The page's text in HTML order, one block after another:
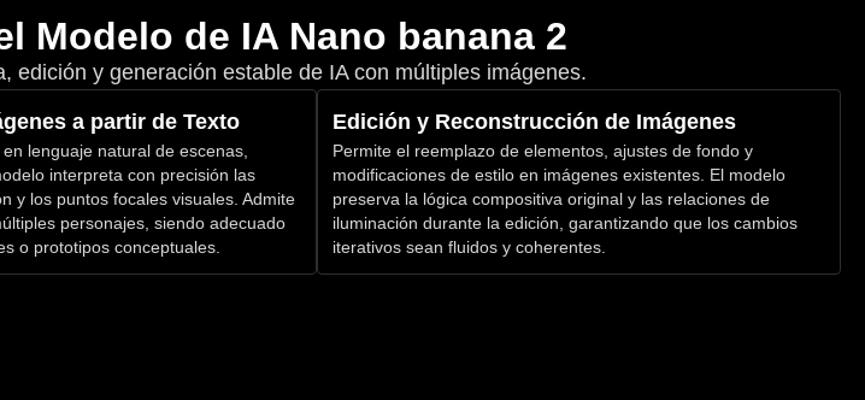
Modelo de IA Nano banana 2
edición y generación estable de IA con múltiples imágenes.
a partir de Texto
lenguaje natural de escenas,
interpreta con precisión las
y los puntos focales visuales. Admite
personajes, siendo adecuado
o prototipos conceptuales.
Edición y Reconstrucción de Imágenes
Permite el reemplazo de elementos, ajustes de fondo y
modificaciones de estilo en imágenes existentes. El modelo
preserva la lógica compositiva original y las relaciones de
iluminación durante la edición, garantizando que los cambios
iterativos sean fluidos y coherentes.